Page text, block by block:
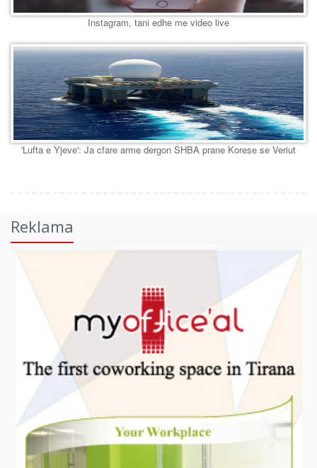
Instagram, tani edhe me video live
'Lufta e Yjeve': Ja cfare arme dergon SHBA prane Korese se Veriut
Reklama